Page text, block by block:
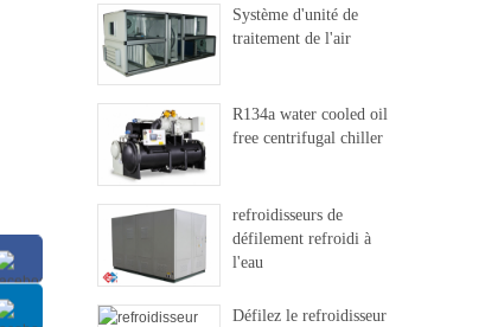
Système d'unité de
traitement de l'air
R134a water cooled oil
free centrifugal chiller
refroidisseurs de
défilement refroidi à
l'eau
Défilez le refroidisseur